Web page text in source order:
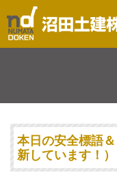
沼田土建株
本日の安全標語
新しています！）